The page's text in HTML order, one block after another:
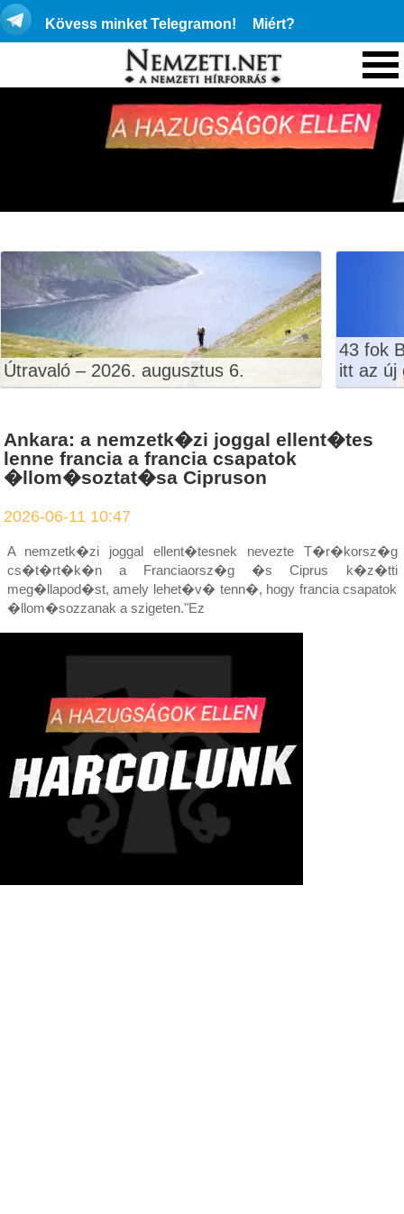
Kövess minket Telegramon! Miért?
Útravaló – 2026. augusztus 6.
43 fok
itt az új
Ankara: a nemzetk�zi joggal ellent�tes
lenne francia a francia csapatok
�llom�soztat�sa Cipruson
2026-06-11 10:47
A nemzetk�zi joggal ellent�tesnek nevezte T�r�korsz�g
cs�t�rt�k�n a Franciaorsz�g �s Ciprus k�z�tti
meg�llapod�st, amely lehet�v� tenn�, hogy francia csapatok
�llom�sozzanak a szigeten."Ez